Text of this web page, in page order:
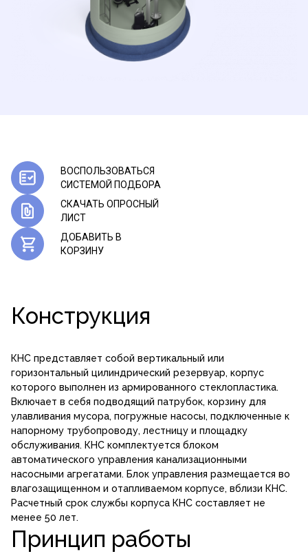
ВОСПОЛЬЗОВАТЬСЯ
CИСТЕМОЙ ПОДБОРА
СКАЧАТЬ ОПРОСНЫЙ
ЛИСТ
ДОБАВИТЬ В
КОРЗИНУ
Конструкция
КНС представляет собой вертикальный или
горизонтальный цилиндри­ческий резервуар, корпус
которого выполнен из армированного стеклопластика.
Включает в себя подводящий патрубок, корзину для
улавливания мусора, погружные насосы, подключенные к
напорному трубопроводу, лестницу и площадку
обслуживания. КНС комплектуется блоком
автоматического управления канализационными
насосными агрегатами. Блок управления размещается во
влагозащищенном и отапливаемом корпусе, вблизи КНС.
Расчетный срок службы корпуса КНС составляет не
менее 50 лет.
Принцип работы